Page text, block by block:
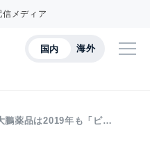
メディア
国内 海外
鵬薬品は2019年も「ピ…